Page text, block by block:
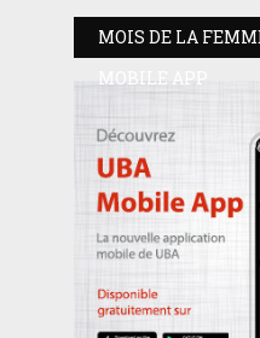
MOIS DE LA
MOBILE APP